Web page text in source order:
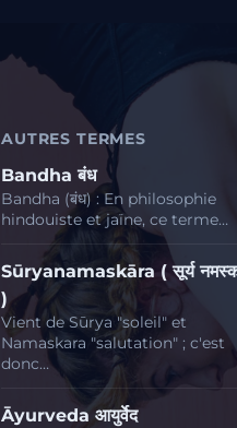
AUTRES TERMES
Bandha बंध
Bandha (बंध) : En philosophie
hindouiste et jaïne, ce terme…
Sūryanamaskāra ( सूर्य
)
Vient de Sūrya "soleil" et
Namaskara "salutation" ; c'est
donc…
Āyurveda आयुर्वेद